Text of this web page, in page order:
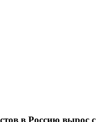
в Россию вырос с